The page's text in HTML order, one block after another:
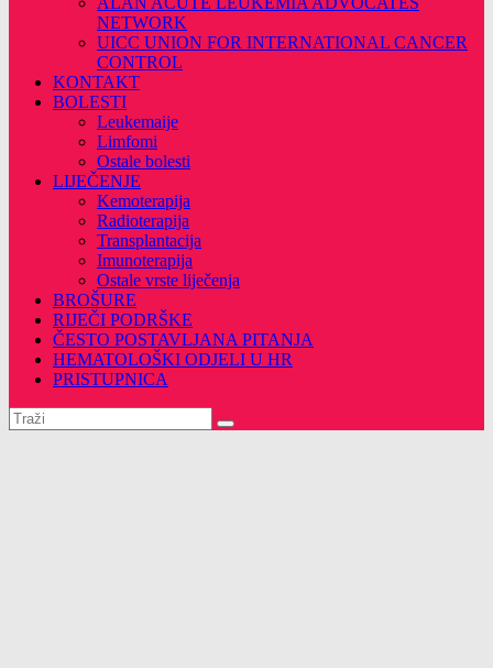
NETWORK
UICC UNION FOR INTERNATIONAL CANCER
CONTROL
KONTAKT
BOLESTI
Leukemaije
Limfomi
Ostale bolesti
LIJEČENJE
Kemoterapija
Radioterapija
Transplantacija
Imunoterapija
Ostale vrste liječenja
BROŠURE
RIJEČI PODRŠKE
ČESTO POSTAVLJANA PITANJA
HEMATOLOŠKI ODJELI U HR
PRISTUPNICA